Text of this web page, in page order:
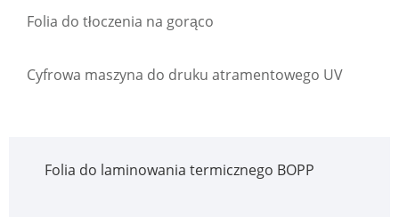
Folia do tłoczenia na gorąco
Cyfrowa maszyna do druku atramentowego UV
Folia do laminowania termicznego BOPP